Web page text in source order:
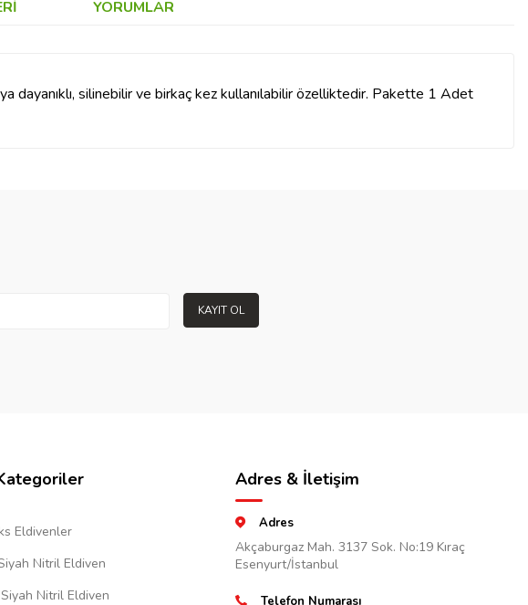
YORUMLAR
dayanıklı, silinebilir ve birkaç kez kullanılabilir özelliktedir. Pakette 1 Adet
KAYIT OL
Eldivenler
Nitril Eldiven
Nitril Eldiven
Adres & İletişim
Adres
Akçaburgaz Mah. 3137 Sok. No:19 Kıraç
Esenyurt/İstanbul
Telefon Numarası